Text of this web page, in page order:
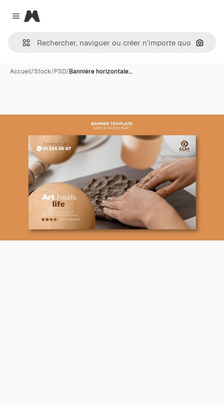
Close menu
Magnific
Accueil/Stock/PSD/Bannière horizontale…